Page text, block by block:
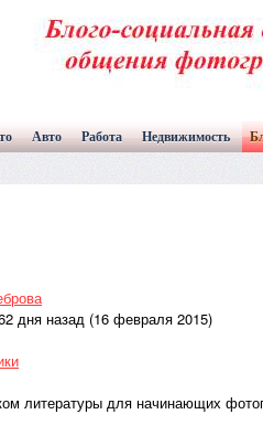
Авто Работа Недвижимость
дня назад (16 февраля 2015)
литературы для начинающих